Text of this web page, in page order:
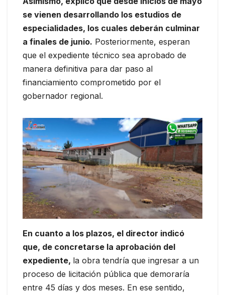
se vienen desarrollando los estudios de
especialidades, los cuales deberán culminar
a finales de junio. Posteriormente, esperan
que el expediente técnico sea aprobado de
manera definitiva para dar paso al
financiamiento comprometido por el
gobernador regional.
En cuanto a los plazos, el director indicó
que, de concretarse la aprobación del
expediente, la obra tendría que ingresar a un
proceso de licitación pública que demoraría
entre 45 días y dos meses. En ese sentido,